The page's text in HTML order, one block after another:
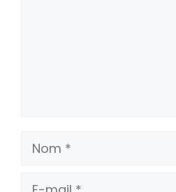
Nom
E-